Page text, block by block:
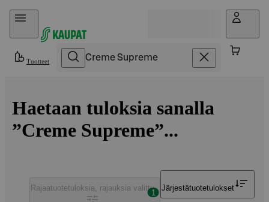
Hyppää sisältöön
Tuotteet
Haetaan tuloksia sanalla
”Creme Supreme”...
Rajaatuotetuloksia, rajauksia valittu
1
Järjestätuotetulokset